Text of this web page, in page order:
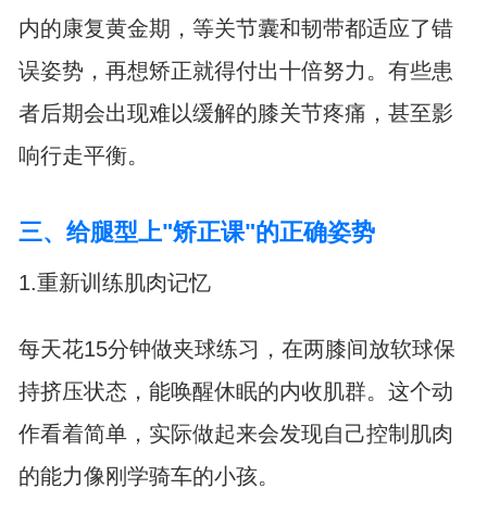
内的康复黄金期，等关节囊和韧带都适应了错
误姿势，再想矫正就得付出十倍努力。有些患
者后期会出现难以缓解的膝关节疼痛，甚至影
响行走平衡。
三、给腿型上"矫正课"的正确姿势
1.重新训练肌肉记忆
每天花15分钟做夹球练习，在两膝间放软球保
持挤压状态，能唤醒休眠的内收肌群。这个动
作看着简单，实际做起来会发现自己控制肌肉
的能力像刚学骑车的小孩。